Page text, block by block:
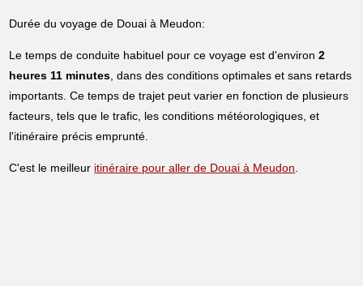
Durée du voyage de Douai à Meudon:
Le temps de conduite habituel pour ce voyage est d'environ2
heures 11 minutes, dans des conditions optimales et sans retards
importants. Ce temps de trajet peut varier en fonction de plusieurs
facteurs, tels que le trafic, les conditions météorologiques, et
l'itinéraire précis emprunté.
C'est le meilleur itinéraire pour aller de Douai à Meudon.